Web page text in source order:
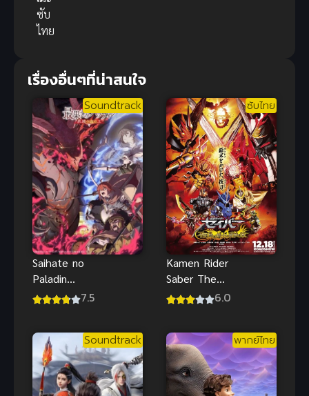
ซับ
ไทย
เรื่องอื่นๆที่น่าสนใจ
Soundtrack
Saihate no
Paladin
Tetsusabi no
ดิน ภาค 2
7.5
ซับไทย
Kamen Rider
Saber The
Movie ซับไทย
6.0
Soundtrack พากย์ไทย